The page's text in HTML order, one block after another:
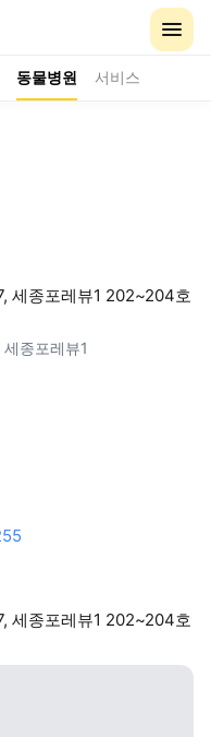
동물병원 서비스
세종포레뷰1 202~204호
종포레뷰1
세종포레뷰1 202~204호